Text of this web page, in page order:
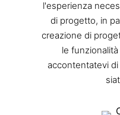
l'esperienza
di progetto, in
creazione di
le
accontentatevi